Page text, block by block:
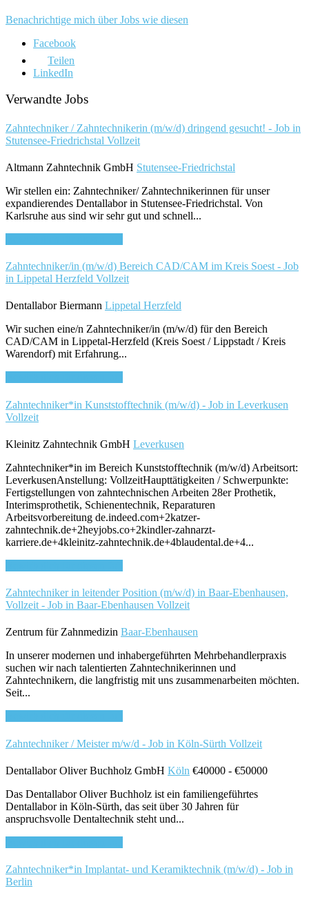
Benachrichtige mich über Jobs wie diesen
Facebook
Teilen
LinkedIn
Verwandte Jobs
Zahntechniker / Zahntechnikerin (m/w/d) dringend gesucht! - Job in
Stutensee-Friedrichstal Vollzeit
Altmann Zahntechnik GmbH Stutensee-Friedrichstal
Wir stellen ein: Zahntechniker/ Zahntechnikerinnen für unser
expandierendes Dentallabor in Stutensee-Friedrichstal. Von
Karlsruhe aus sind wir sehr gut und schnell...
Zahntechniker/in (m/w/d) Bereich CAD/CAM im Kreis Soest - Job
in Lippetal Herzfeld Vollzeit
Dentallabor Biermann Lippetal Herzfeld
Wir suchen eine/n Zahntechniker/in (m/w/d) für den Bereich
CAD/CAM in Lippetal-Herzfeld (Kreis Soest / Lippstadt / Kreis
Warendorf) mit Erfahrung...
Zahntechniker*in Kunststofftechnik (m/w/d) - Job in Leverkusen
Vollzeit
Kleinitz Zahntechnik GmbH Leverkusen
Zahntechniker*in im Bereich Kunststofftechnik (m/w/d) Arbeitsort:
LeverkusenAnstellung: VollzeitHaupttätigkeiten / Schwerpunkte:
Fertigstellungen von zahntechnischen Arbeiten 28er Prothetik,
Interimsprothetik, Schienentechnik, Reparaturen
Arbeitsvorbereitung de.indeed.com+2katzer-
zahntechnik.de+2heyjobs.co+2kindler-zahnarzt-
karriere.de+4kleinitz-zahntechnik.de+4blaudental.de+4...
Zahntechniker in leitender Position (m/w/d) in Baar-Ebenhausen,
Vollzeit - Job in Baar-Ebenhausen Vollzeit
Zentrum für Zahnmedizin Baar-Ebenhausen
In unserer modernen und inhabergeführten Mehrbehandlerpraxis
suchen wir nach talentierten Zahntechnikerinnen und
Zahntechnikern, die langfristig mit uns zusammenarbeiten möchten.
Seit...
Zahntechniker / Meister m/w/d - Job in Köln-Sürth Vollzeit
Dentallabor Oliver Buchholz GmbH Köln €40000 - €50000
Das Dentallabor Oliver Buchholz ist ein familiengeführtes
Dentallabor in Köln-Sürth, das seit über 30 Jahren für
anspruchsvolle Dentaltechnik steht und...
Zahntechniker*in Implantat- und Keramiktechnik (m/w/d) - Job in
Berlin